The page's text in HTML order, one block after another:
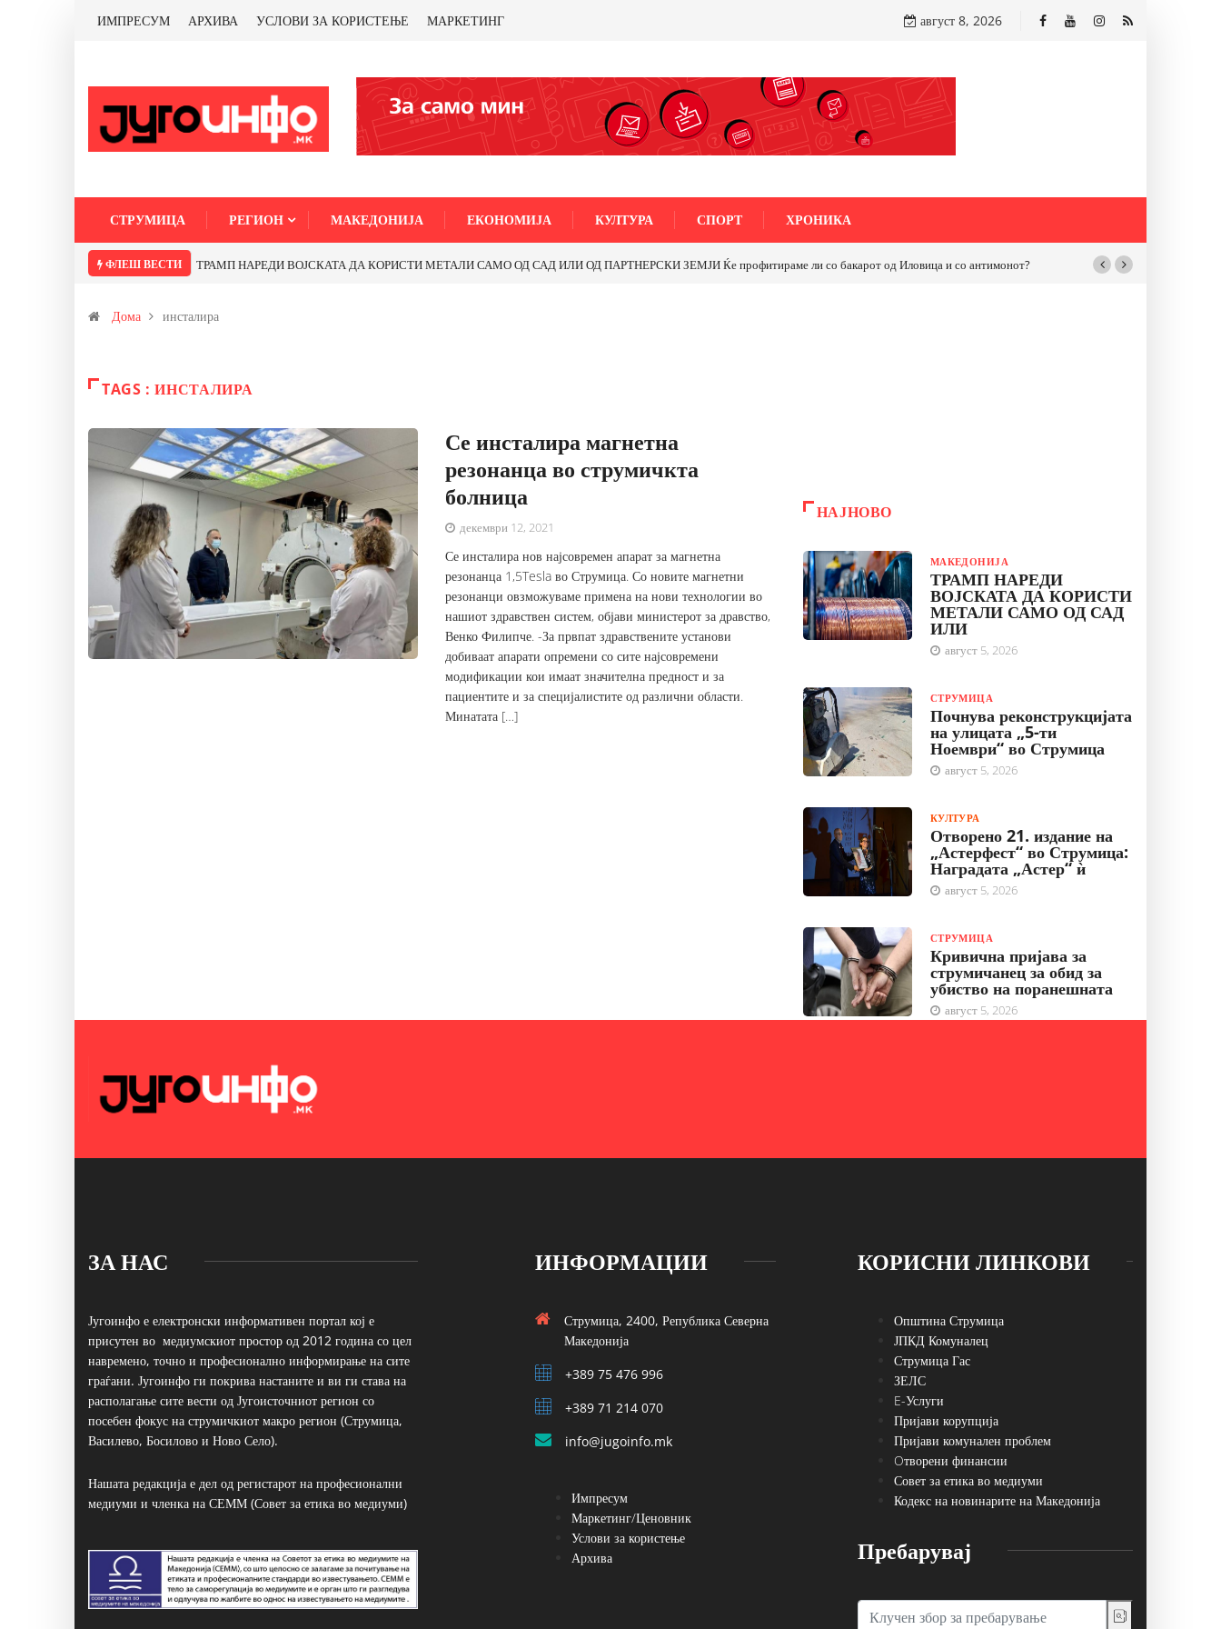
ИМПРЕСУМ АРХИВА УСЛОВИ ЗА КОРИСТЕЊЕ МАРКЕТИНГ август 8, 2026
СТРУМИЦА РЕГИОН МАКЕДОНИЈА ЕКОНОМИЈА КУЛТУРА СПОРТ ХРОНИКА
ФЛЕШ ВЕСТИ ТРАМП НАРЕДИ ВОЈСКАТА ДА КОРИСТИ МЕТАЛИ САМО ОД САД ИЛИ ОД ПАРТНЕРСКИ ЗЕМЈИ Ќе профитираме ли со бакарот од Иловица и со антимонот?
Дома инсталира
TAGS : ИНСТАЛИРА
Се инсталира магнетна
резонанца во струмичкта
болница
декември 12, 2021
Се инсталира нов најсовремен апарат за магнетна
резонанца 1,5Tesla во Струмица. Со новите магнетни
резонанци овзможуваме примена на нови технологии во
нашиот здравствен систем, објави министерот за дравство,
Венко Филипче. -За првпат здравствените установи
добиваат апарати опремени со сите најсовремени
модификации кои имаат значителна предност и за
пациентите и за специјалистите од различни области.
Минатата […]
НАЈНОВО
МАКЕДОНИЈА
ТРАМП НАРЕДИ
ВОЈСКАТА ДА КОРИСТИ
МЕТАЛИ САМО ОД САД
ИЛИ
август 5, 2026
СТРУМИЦА
Почнува реконструкцијата
на улицата „5-ти
Ноември“ во Струмица
август 5, 2026
КУЛТУРА
Отворено 21. издание на
„Астерфест“ во Струмица:
Наградата „Астер“ ѝ
август 5, 2026
СТРУМИЦА
Кривична пријава за
струмичанец за обид за
убиство на поранешната
август 5, 2026
ЗА НАС
Југоинфо е електронски информативен портал кој е
присутен во медиумскиот простор од 2012 година со цел
навремено, точно и професионално информирање на сите
граѓани. Југоинфо ги покрива настаните и ви ги става на
располагање сите вести од Југоисточниот регион со
посебен фокус на струмичкиот макро регион (Струмица,
Василево, Босилово и Ново Село).
Нашата редакција е дел од регистарот на професионални
медиуми и членка на СЕММ (Совет за етика во медиуми)
ИНФОРМАЦИИ
Струмица, 2400, Република Северна
Македонија
+389 75 476 996
+389 71 214 070
info@jugoinfo.mk
Импресум
Маркетинг/Ценовник
Услови за користење
Архива
КОРИСНИ ЛИНКОВИ
Општина Струмица
ЈПКД Комуналец
Струмица Гас
ЗЕЛС
E-Услуги
Пријави корупција
Пријави комунален проблем
Oтворени финансии
Совет за етика во медиуми
Кодекс на новинарите на Македонија
Пребарувај